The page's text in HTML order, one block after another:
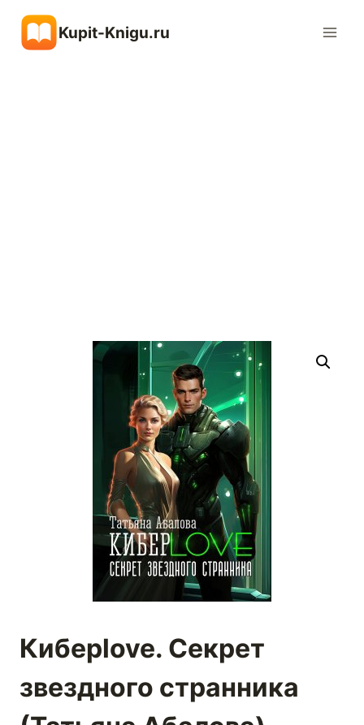
содержимому
Kupit-Knigu.ru
Киберlove. Секрет
звездного странника